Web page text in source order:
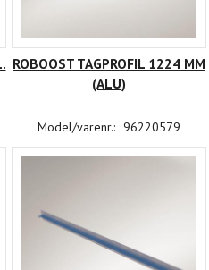
ROBOOST TAGPROFIL 1224 MM
(ALU)
Model/varenr.: 96220579